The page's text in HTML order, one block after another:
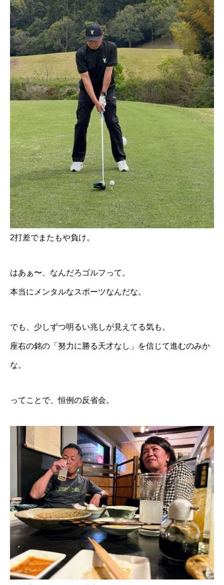
2打差でまたもや負け。
はあぁ〜、なんだろゴルフって。
本当にメンタルなスポーツなんだな。
でも、少しずつ明るい兆しが見えてる気も。
座右の銘の「努力に勝る天才なし」を信じて進むのみか
な。
ってことで、恒例の反省会。